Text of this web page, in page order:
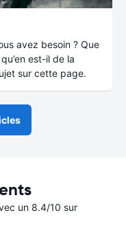
avez besoin ? Que
est-il de la
sur cette page.
un 8.4/10 sur